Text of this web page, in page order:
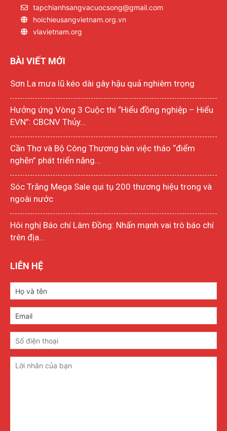
tapchianhsangvacuocsong@gmail.com
hoichieusangvietnam.org.vn
vlavietnam.org
BÀI VIẾT MỚI
Sơn La mưa lũ kéo dài gây hậu quả nghiêm trọng
Hưởng ứng Vòng 3 Cuộc thi “Hiểu đồng nghiệp – Hiểu
EVN”: CBCNV Thủy...
Cần Thơ và Bộ Công Thương bàn việc tháo “điểm
nghẽn” phát triển năng...
Sóc Trăng Mega Sale qui tụ 200 thương hiệu trong và
ngoài nước
Hôi nghị Báo chí Lâm Đồng: Nhấn mạnh vai trò báo chí
trên địa...
LIÊN HỆ